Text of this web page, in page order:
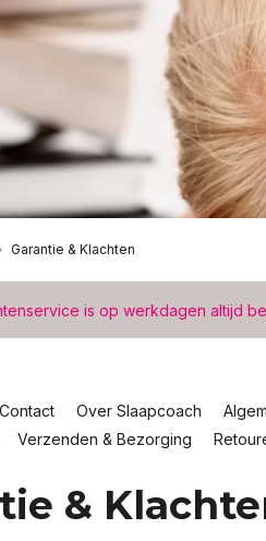
Garantie & Klachten
is op werkdagen altijd
Over Slaapcoach
Verzenden & Bezorging
&